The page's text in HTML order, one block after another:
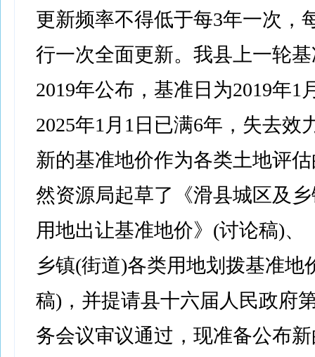
更新频率不得低于每3年一次，
行一次全面更新。我县上一轮
2019年公布，基准日为2019年1
2025年1月1日已满6年，失去效
新的基准地价作为各类土地评
然资源局起草了《滑县城区及
用地出让基准地价》(讨论稿)、
乡镇(街道)各类用地划拨基准地
稿)，并提请县十六届人民政府
务会议审议通过，现准备公布